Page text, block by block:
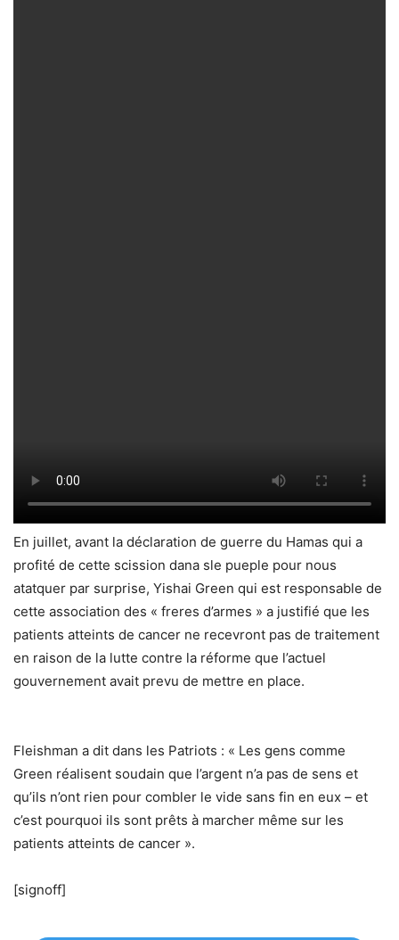
En juillet, avant la déclaration de guerre du Hamas qui a
profité de cette scission dana sle pueple pour nous
atatquer par surprise, Yishai Green qui est responsable de
cette association des « freres d’armes » a justifié que les
patients atteints de cancer ne recevront pas de traitement
en raison de la lutte contre la réforme que l’actuel
gouvernement avait prevu de mettre en place.
Fleishman a dit dans les Patriots : « Les gens comme
Green réalisent soudain que l’argent n’a pas de sens et
qu’ils n’ont rien pour combler le vide sans fin en eux – et
c’est pourquoi ils sont prêts à marcher même sur les
patients atteints de cancer ».
[signoff]